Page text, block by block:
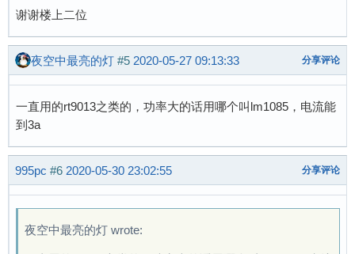
谢谢楼上二位
夜空中最亮的灯 #5 2020-05-27 09:13:33 分享评论
一直用的rt9013之类的，功率大的话用哪个叫lm1085，电流能
到3a
995pc #6 2020-05-30 23:02:55 分享评论
夜空中最亮的灯 wrote: